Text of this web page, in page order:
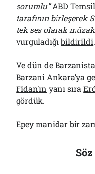
sorumlu”ABD
tarafının birleşerek
tek ses olarak
vurguladığıbildirildi.
Ve dün de
Barzani Ankara’ya
Fidan’ın yanı sıra
gördük.
Epey manidar bir